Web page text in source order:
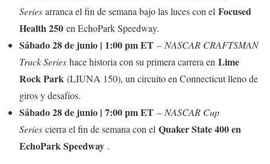
Series arranca el fin de semana bajo las luces con el Focused
Health 250 en EchoPark Speedway.
Sábado 28 de junio | 1:00 pm ET – NASCAR CRAFTSMAN
Truck Series hace historia con su primera carrera en Lime
Rock Park (LIUNA 150), un circuito en Connecticut lleno de
giros y desafíos.
Sábado 28 de junio | 7:00 pm ET – NASCAR Cup
Series cierra el fin de semana con el Quaker State 400 en
EchoPark Speedway .